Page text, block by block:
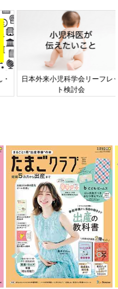
六星占術 細木かおりさんの人生
相談